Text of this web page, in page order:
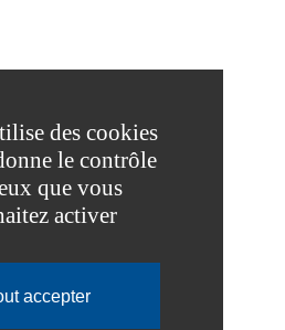
Autoriser
des cookies
le contrôle
que vous
activer
accepter